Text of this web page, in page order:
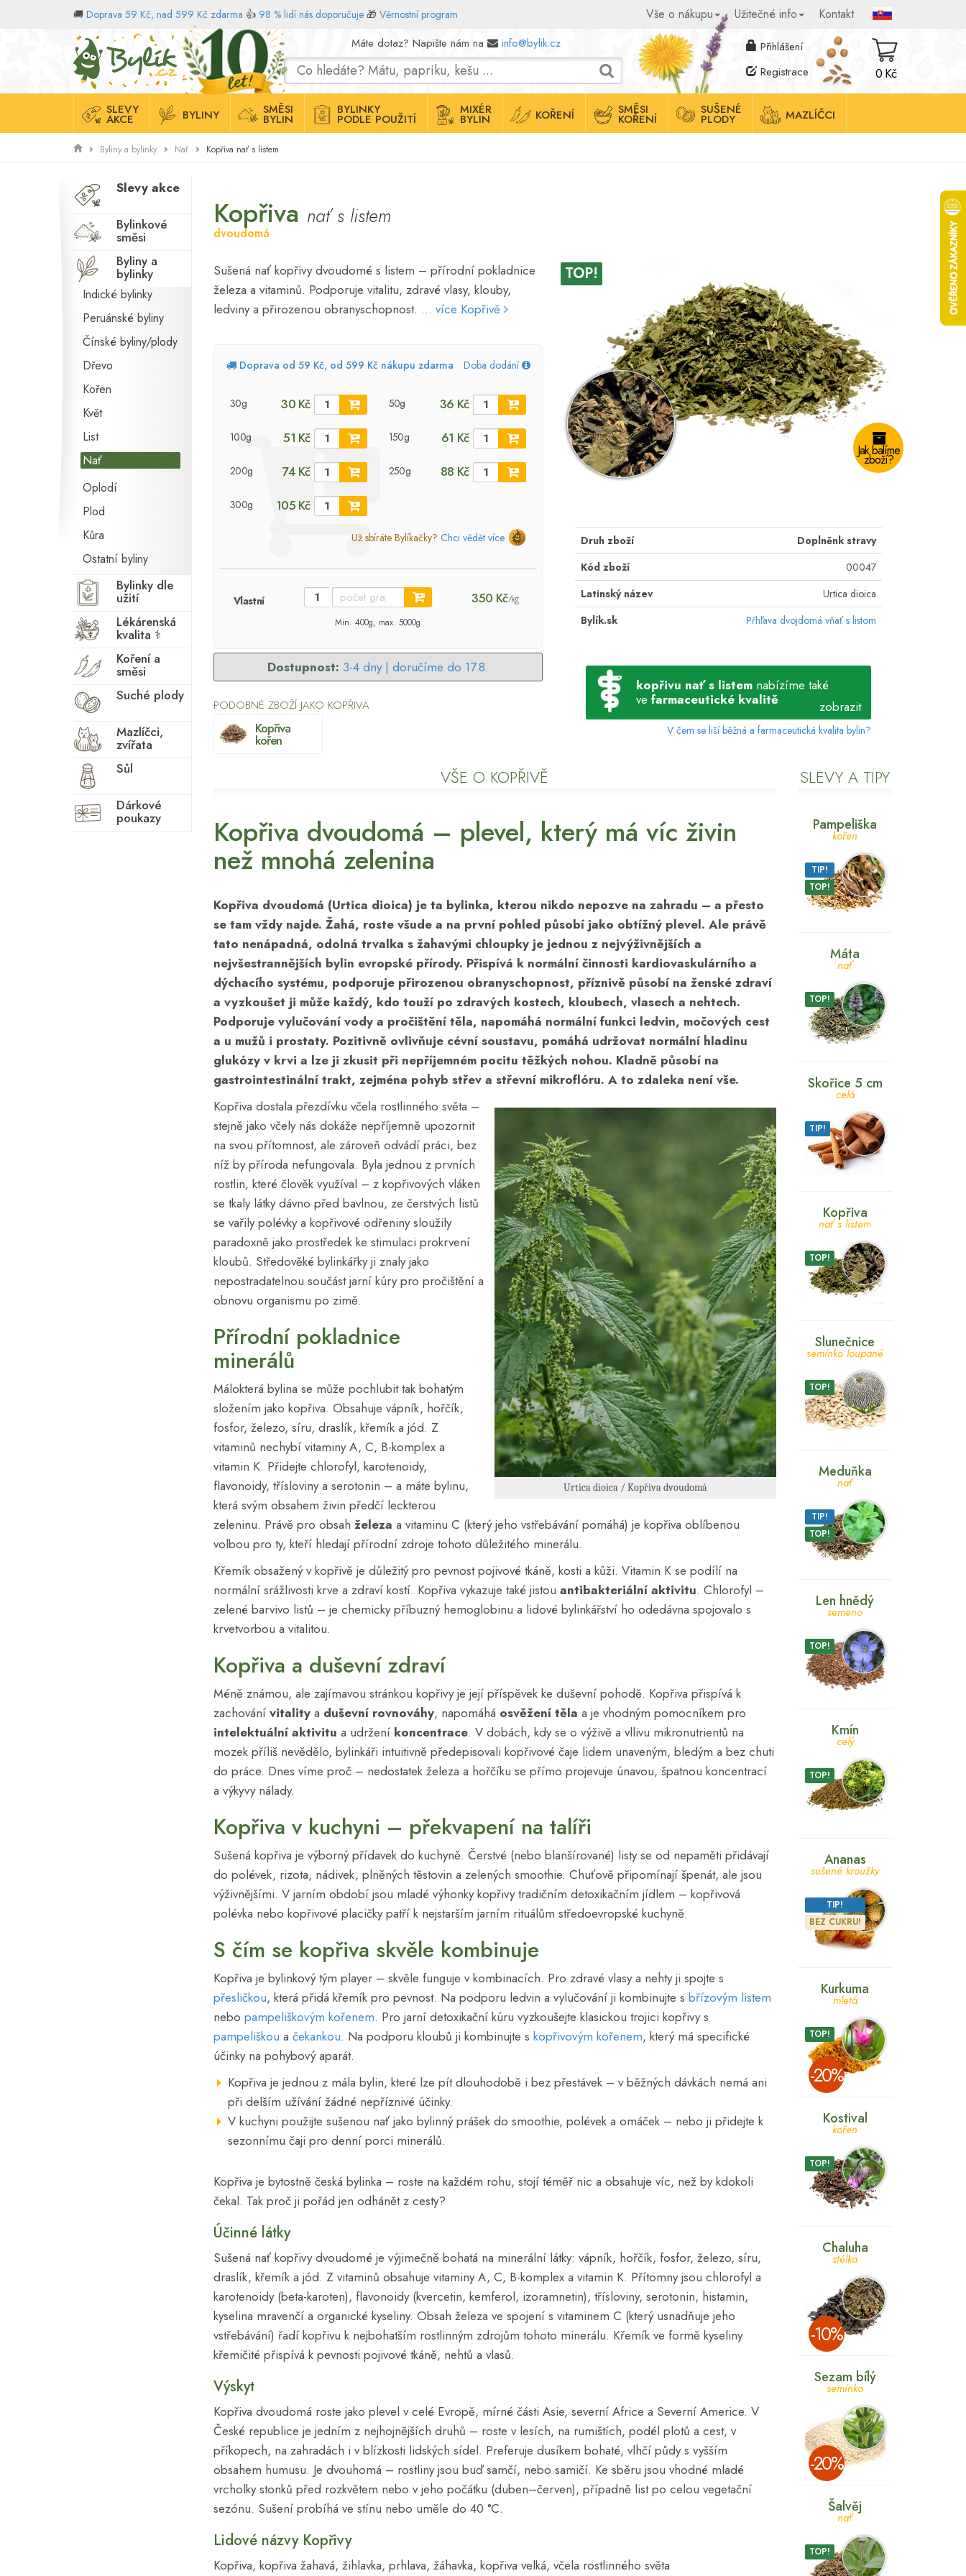
🚚 Doprava 59 Kč, nad 599 Kč zdarma 👍 98 % lidí nás doporučuje 🎁 Věrnostní program Vše o nákupu Užitečné info Kontakt
Domů Máte dotaz? Napište nám na info@bylik.cz
Přihlášení
Registrace
0 Kč
SLEVY
AKCE BYLINY SMĚSI
BYLIN
BYLINKY
PODLE POUŽITÍ
MIXÉR
BYLIN KOŘENÍ SMĚSI
KOŘENÍ
SUŠENÉ
PLODY MAZLÍČCI
Byliny a bylinky Nať Kopřiva nať s listem
Slevy akce
Bylinkové
směsi
Byliny a
bylinky
Indické bylinky
Peruánské byliny
Čínské byliny/plody
Dřevo
Kořen
Květ
List
Nať
Oplodí
Plod
Kůra
Ostatní byliny
Bylinky dle
užití
Lékárenská
kvalita ⚕
Koření a
směsi
Suché plody
Mazlíčci,
zvířata
Sůl
Dárkové
poukazy
Kopřiva nať s listem
dvoudomá
Sušená nať kopřivy dvoudomé s listem – přírodní pokladnice
železa a vitaminů. Podporuje vitalitu, zdravé vlasy, klouby,
ledviny a přirozenou obranyschopnost. ... více Kopřivě
Doprava od 59 Kč, od 599 Kč nákupu zdarma Doba dodání
30g 30 Kč 50g 36 Kč
100g 51 Kč 150g 61 Kč
200g 74 Kč 250g 88 Kč
300g 105 Kč
Už sbíráte Bylíkačky? Chci vědět více
Vlastní 350 Kč/kg
Min. 400g, max. 5000g
Dostupnost: 3-4 dny | doručíme do 17.8.
PODOBNÉ ZBOŽÍ JAKO KOPŘIVA
Kopřiva
kořen
TOP!
Jak balíme
zboží?
Druh zboží
Doplněnk stravy
Kód zboží
00047
Latinský název
Urtica dioica
Bylík.sk
Pŕhľava dvojdomá vňať s listom
kopřivu nať s listemnabízíme také
ve farmaceutické kvalitě zobrazit
V čem se liší běžná a farmaceutická kvalita bylin?
VŠE O KOPŘIVĚ
Kopřiva dvoudomá – plevel, který má víc živin
než mnohá zelenina
Kopřiva dvoudomá (Urtica dioica) je ta bylinka, kterou nikdo nepozve na zahradu – a přesto
se tam vždy najde. Žahá, roste všude a na první pohled působí jako obtížný plevel. Ale právě
tato nenápadná, odolná trvalka s žahavými chloupky je jednou z nejvýživnějších a
nejvšestrannějších bylin evropské přírody. Přispívá k normální činnosti kardiovaskulárního a
dýchacího systému, podporuje přirozenou obranyschopnost, příznivě působí na ženské zdraví
a vyzkoušet ji může každý, kdo touží po zdravých kostech, kloubech, vlasech a nehtech.
Podporuje vylučování vody a pročištění těla, napomáhá normální funkci ledvin, močových cest
a u mužů i prostaty. Pozitivně ovlivňuje cévní soustavu, pomáhá udržovat normální hladinu
glukózy v krvi a lze ji zkusit při nepříjemném pocitu těžkých nohou. Kladně působí na
gastrointestinální trakt, zejména pohyb střev a střevní mikroflóru. A to zdaleka není vše.
Urtica dioica / Kopřiva dvoudomá
Kopřiva dostala přezdívku včela rostlinného světa –
stejně jako včely nás dokáže nepříjemně upozornit
na svou přítomnost, ale zároveň odvádí práci, bez
níž by příroda nefungovala. Byla jednou z prvních
rostlin, které člověk využíval – z kopřivových vláken
se tkaly látky dávno před bavlnou, ze čerstvých listů
se vařily polévky a kopřivové odřeniny sloužily
paradoxně jako prostředek ke stimulaci prokrvení
kloubů. Středověké bylinkářky ji znaly jako
nepostradatelnou součást jarní kúry pro pročištění a
obnovu organismu po zimě.
Přírodní pokladnice
minerálů
Málokterá bylina se může pochlubit tak bohatým
složením jako kopřiva. Obsahuje vápník, hořčík,
fosfor, železo, síru, draslík, křemík a jód. Z
vitaminů nechybí vitaminy A, C, B-komplex a
vitamin K. Přidejte chlorofyl, karotenoidy,
flavonoidy, třísloviny a serotonin – a máte bylinu,
která svým obsahem živin předčí leckterou
zeleninu. Právě pro obsah železa a vitaminu C (který jeho vstřebávání pomáhá) je kopřiva oblíbenou
volbou pro ty, kteří hledají přírodní zdroje tohoto důležitého minerálu.
Křemík obsažený v kopřivě je důležitý pro pevnost pojivové tkáně, kosti a kůži. Vitamin K se podílí na
normální srážlivosti krve a zdraví kostí. Kopřiva vykazuje také jistou antibakteriální aktivitu. Chlorofyl –
zelené barvivo listů – je chemicky příbuzný hemoglobinu a lidové bylinkářství ho odedávna spojovalo s
krvetvorbou a vitalitou.
Kopřiva a duševní zdraví
Méně známou, ale zajímavou stránkou kopřivy je její příspěvek ke duševní pohodě. Kopřiva přispívá k
zachování vitality a duševní rovnováhy, napomáhá osvěžení těla a je vhodným pomocníkem pro
intelektuální aktivitu a udržení koncentrace. V dobách, kdy se o výživě a vllivu mikronutrientů na
mozek příliš nevědělo, bylinkáři intuitivně předepisovali kopřivové čaje lidem unaveným, bledým a bez chuti
do práce. Dnes víme proč – nedostatek železa a hořčíku se přímo projevuje únavou, špatnou koncentrací
a výkyvy nálady.
Kopřiva v kuchyni – překvapení na talíři
Sušená kopřiva je výborný přídavek do kuchyně. Čerstvé (nebo blanšírované) listy se od nepaměti přidávají
do polévek, rizota, nádivek, plněných těstovin a zelených smoothie. Chuťově připomínají špenát, ale jsou
výživnějšími. V jarním období jsou mladé výhonky kopřivy tradičním detoxikačním jídlem – kopřivová
polévka nebo kopřivové placičky patří k nejstarším jarním rituálům středoevropské kuchyně.
S čím se kopřiva skvěle kombinuje
Kopřiva je bylinkový tým player – skvěle funguje v kombinacích. Pro zdravé vlasy a nehty ji spojte s
přesličkou, která přidá křemík pro pevnost. Na podporu ledvin a vylučování ji kombinujte s břízovým listem
nebo pampeliškovým kořenem. Pro jarní detoxikační kúru vyzkoušejte klasickou trojici kopřivy s
pampeliškou a čekankou. Na podporu kloubů ji kombinujte s kopřivovým kořenem, který má specifické
účinky na pohybový aparát.
Kopřiva je jednou z mála bylin, které lze pít dlouhodobě i bez přestávek – v běžných dávkách nemá ani
při delším užívání žádné nepříznivé účinky.
V kuchyni použijte sušenou nať jako bylinný prášek do smoothie, polévek a omáček – nebo ji přidejte k
sezonnímu čaji pro denní porci minerálů.
Kopřiva je bytostně česká bylinka – roste na každém rohu, stojí téměř nic a obsahuje víc, než by kdokoli
čekal. Tak proč ji pořád jen odhánět z cesty?
Účinné látky
Sušená nať kopřivy dvoudomé je výjimečně bohatá na minerální látky: vápník, hořčík, fosfor, železo, síru,
draslík, křemík a jód. Z vitaminů obsahuje vitaminy A, C, B-komplex a vitamin K. Přítomny jsou chlorofyl a
karotenoidy (beta-karoten), flavonoidy (kvercetin, kemferol, izoramnetin), třísloviny, serotonin, histamin,
kyselina mravenčí a organické kyseliny. Obsah železa ve spojení s vitaminem C (který usnadňuje jeho
vstřebávání) řadí kopřivu k nejbohatším rostlinným zdrojům tohoto minerálu. Křemík ve formě kyseliny
křemičité přispívá k pevnosti pojivové tkáně, nehtů a vlasů.
Výskyt
Kopřiva dvoudomá roste jako plevel v celé Evropě, mírné části Asie, severní Africe a Severní Americe. V
České republice je jedním z nejhojnějších druhů – roste v lesích, na rumištích, podél plotů a cest, v
příkopech, na zahradách i v blízkosti lidských sídel. Preferuje dusíkem bohaté, vlhčí půdy s vyšším
obsahem humusu. Je dvouhomá – rostliny jsou buď samčí, nebo samičí. Ke sběru jsou vhodné mladé
vrcholky stonků před rozkvětem nebo v jeho počátku (duben–červen), případně list po celou vegetační
sezónu. Sušení probíhá ve stínu nebo uměle do 40 °C.
Lidové názvy Kopřivy
Kopřiva, kopřiva žahavá, žihlavka, prhlava, žáhavka, kopřiva velká, včela rostlinného světa
SLEVY A TIPY
Pampeliška
kořen
TIP!
TOP!
Máta
nať
TOP!
Skořice 5 cm
celá
TIP!
Kopřiva
nať s listem
TOP!
Slunečnice
semínko loupané
TOP!
Meduňka
nať
TIP!
TOP!
Len hnědý
semeno
TOP!
Kmín
celý
TOP!
Ananas
sušené kroužky
TIP!
BEZ CUKRU!
Kurkuma
mletá
TOP!
­-20%
Kostival
kořen
TOP!
Chaluha
stélka
­-10%
Sezam bílý
semínko
­-20%
Šalvěj
nať
TOP!